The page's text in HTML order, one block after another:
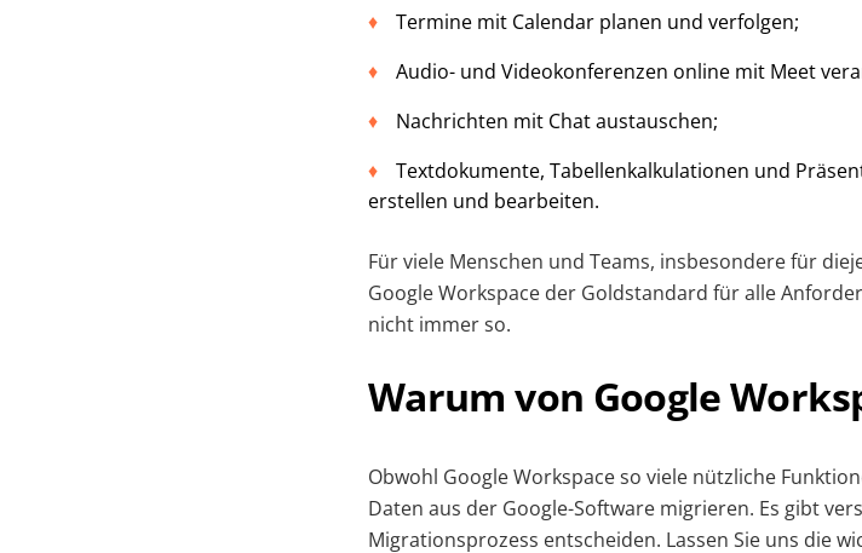
Termine mit Calendar planen und verfolgen;
Audio- und Videokonferenzen online mit Meet
Nachrichten mit Chat austauschen;
Textdokumente, Tabellenkalkulationen und
erstellen und bearbeiten.
Für viele Menschen und Teams, insbesondere für
Google Workspace der Goldstandard für alle
nicht immer so.
Warum von Google
Obwohl Google Workspace so viele nützliche
Daten aus der Google-Software migrieren. Es gibt
Migrationsprozess entscheiden. Lassen Sie uns die